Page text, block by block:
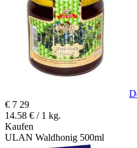
€ 7 29
14.58 € / 1 kg.
Kaufen
ULAN Waldhonig 500ml